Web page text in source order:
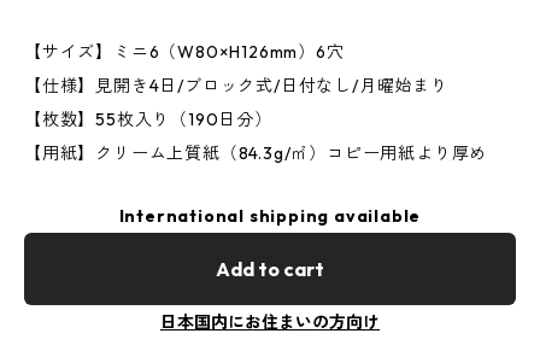
【サイズ】ミニ6（W80×H126mm）6穴
【仕様】見開き4日/ブロック式/日付なし/月曜始まり
【枚数】55枚入り（190日分）
【用紙】クリーム上質紙（84.3g/㎡）コピー用紙より厚め
International shipping available
Add to cart
日本国内にお住まいの方向け